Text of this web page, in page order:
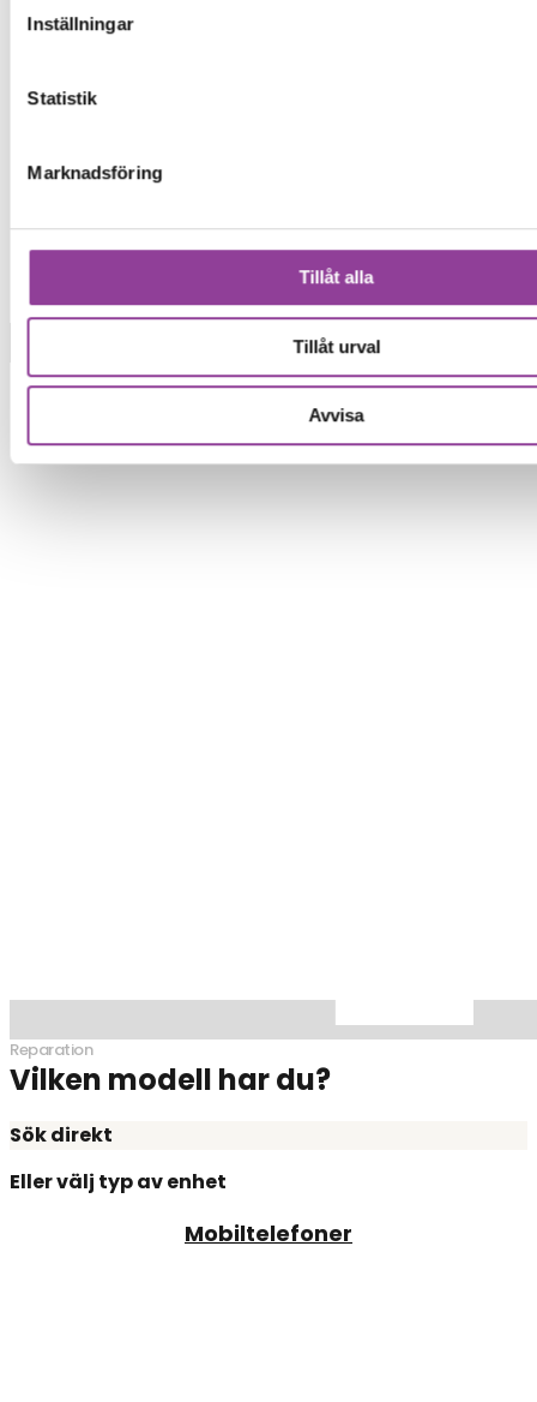
Inställningar
Statistik
Marknadsföring
Tillåt alla
Tillåt urval
Avvisa
Modell
Reparation
Vilken modell har du?
Sök direkt
Eller välj typ av enhet
Mobiltelefoner